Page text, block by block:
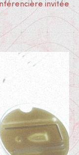
invitée